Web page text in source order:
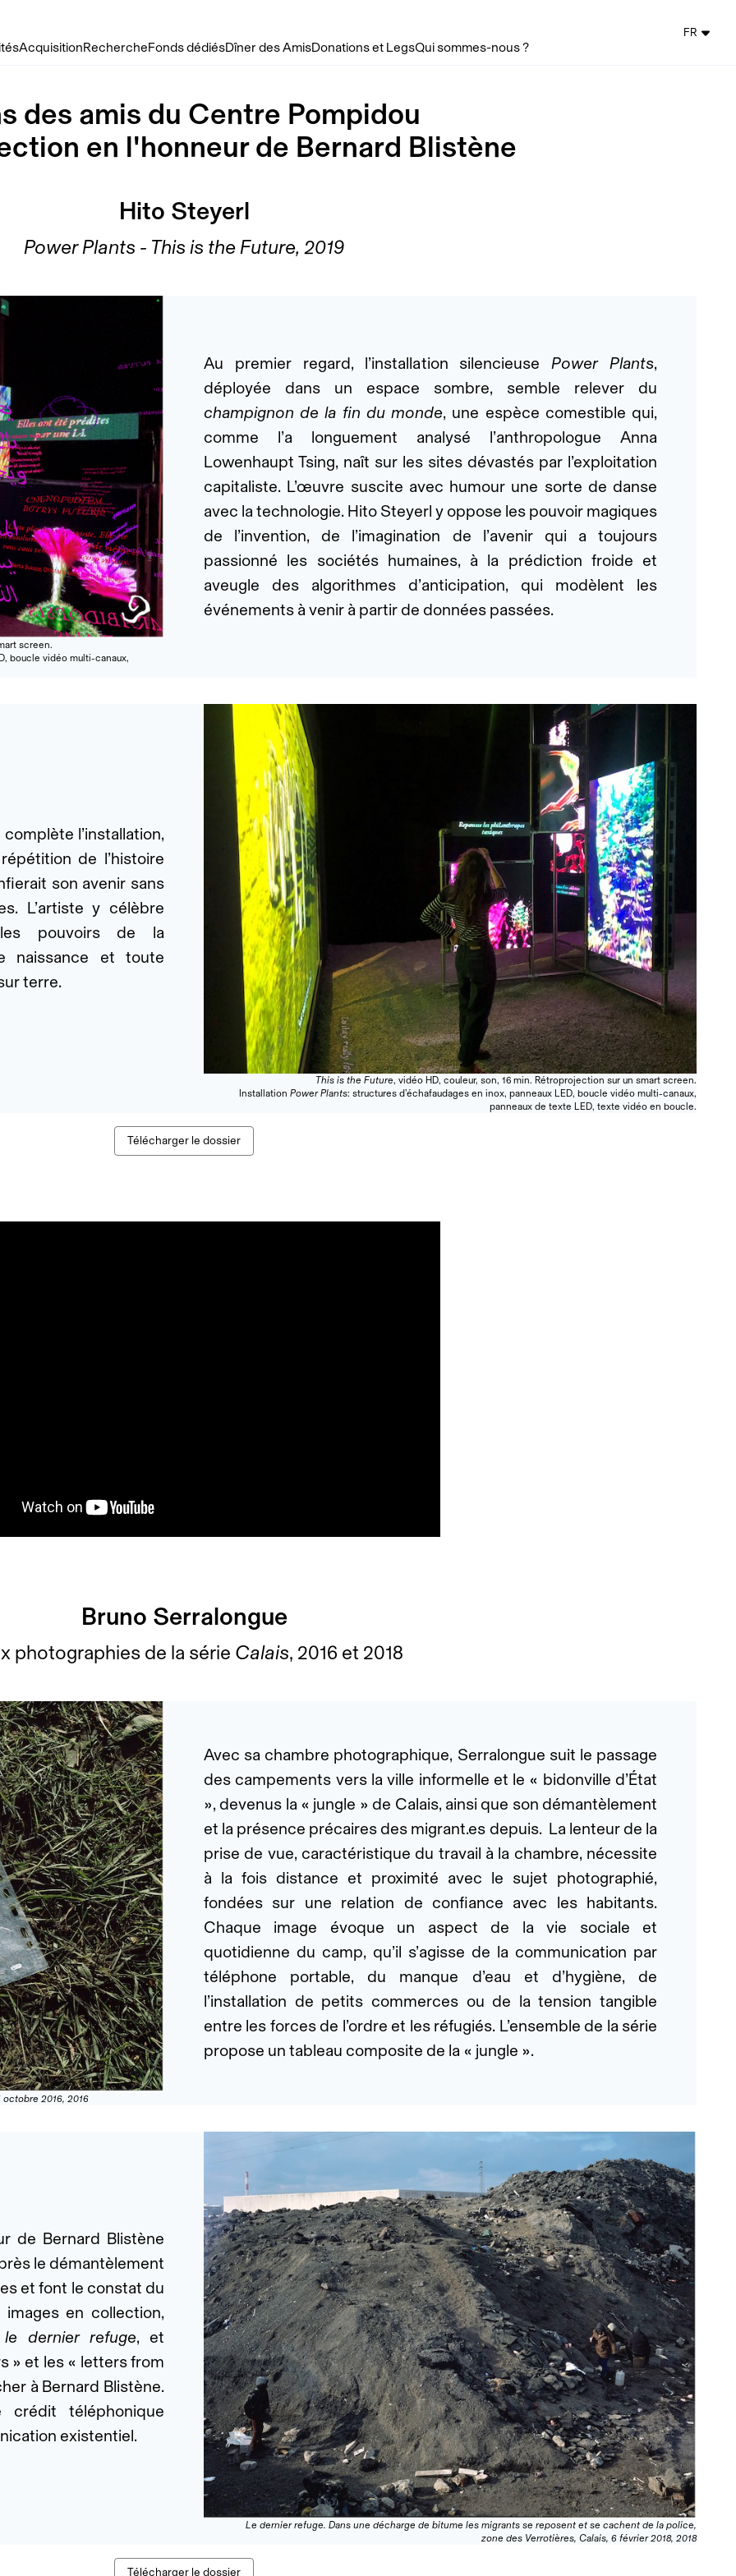
AcquisitionRechercheFonds dédiésDîner des AmisDonations et LegsQui sommes-nous ?
FR
des amis du Centre Pompidou
en l'honneur de Bernard Blistène
Hito Steyerl
Power Plants - This is the Future, 2019
screen.
boucle vidéo multi-canaux,
Au premier regard, l’installation silencieuse Power Plants,
déployée dans un espace sombre, semble relever du
champignon de la fin du monde, une espèce comestible qui,
comme l’a longuement analysé l’anthropologue Anna
Lowenhaupt Tsing, naît sur les sites dévastés par l’exploitation
capitaliste. L’œuvre suscite avec humour une sorte de danse
avec la technologie. Hito Steyerl y oppose les pouvoir magiques
de l’invention, de l’imagination de l’avenir qui a toujours
passionné les sociétés humaines, à la prédiction froide et
aveugle des algorithmes d’anticipation, qui modèlent les
événements à venir à partir de données passées.
complète l’installation,
de l’histoire
son avenir sans
L’artiste y célèbre
les pouvoirs de la
naissance et toute
terre.
This is the Future, vidéo HD, couleur, son, 16 min. Rétroprojection sur un smart screen.
Installation Power Plants: structures d’échafaudages en inox, panneaux LED, boucle vidéo multi-canaux,
panneaux de texte LED, texte vidéo en boucle.
Télécharger le dossier
Bruno Serralongue
photographies de la série Calais, 2016 et 2018
2016, 2016
Avec sa chambre photographique, Serralongue suit le passage
des campements vers la ville informelle et le « bidonville d’État
», devenus la « jungle » de Calais, ainsi que son démantèlement
et la présence précaires des migrant.es depuis. La lenteur de la
prise de vue, caractéristique du travail à la chambre, nécessite
à la fois distance et proximité avec le sujet photographié,
fondées sur une relation de confiance avec les habitants.
Chaque image évoque un aspect de la vie sociale et
quotidienne du camp, qu’il s’agisse de la communication par
téléphone portable, du manque d’eau et d’hygiène, de
l’installation de petits commerces ou de la tension tangible
entre les forces de l’ordre et les réfugiés. L’ensemble de la série
propose un tableau composite de la « jungle ».
de Bernard Blistène
le démantèlement
et font le constat du
images en collection,
le dernier refuge, et
» et les « letters from
à Bernard Blistène.
téléphonique
existentiel.
Le dernier refuge. Dans une décharge de bitume les migrants se reposent et se cachent de la police,
zone des Verrotières, Calais, 6 février 2018, 2018
Télécharger le dossier